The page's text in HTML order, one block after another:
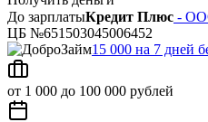
До зарплатыКредит Плюс -
ЦБ №651503045006452
15 000 на 7 дней
от 1 000 до 100 000 рублей